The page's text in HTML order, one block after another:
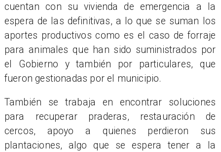
cuentan con su vivienda de emergencia a la
espera de las definitivas, a lo que se suman los
aportes productivos como es el caso de forraje
para animales que han sido suministrados por
el Gobierno y también por particulares, que
fueron gestionadas por el municipio.
También se trabaja en encontrar soluciones
para recuperar praderas, restauración de
cercos, apoyo a quienes perdieron sus
plantaciones, algo que se espera tener a la